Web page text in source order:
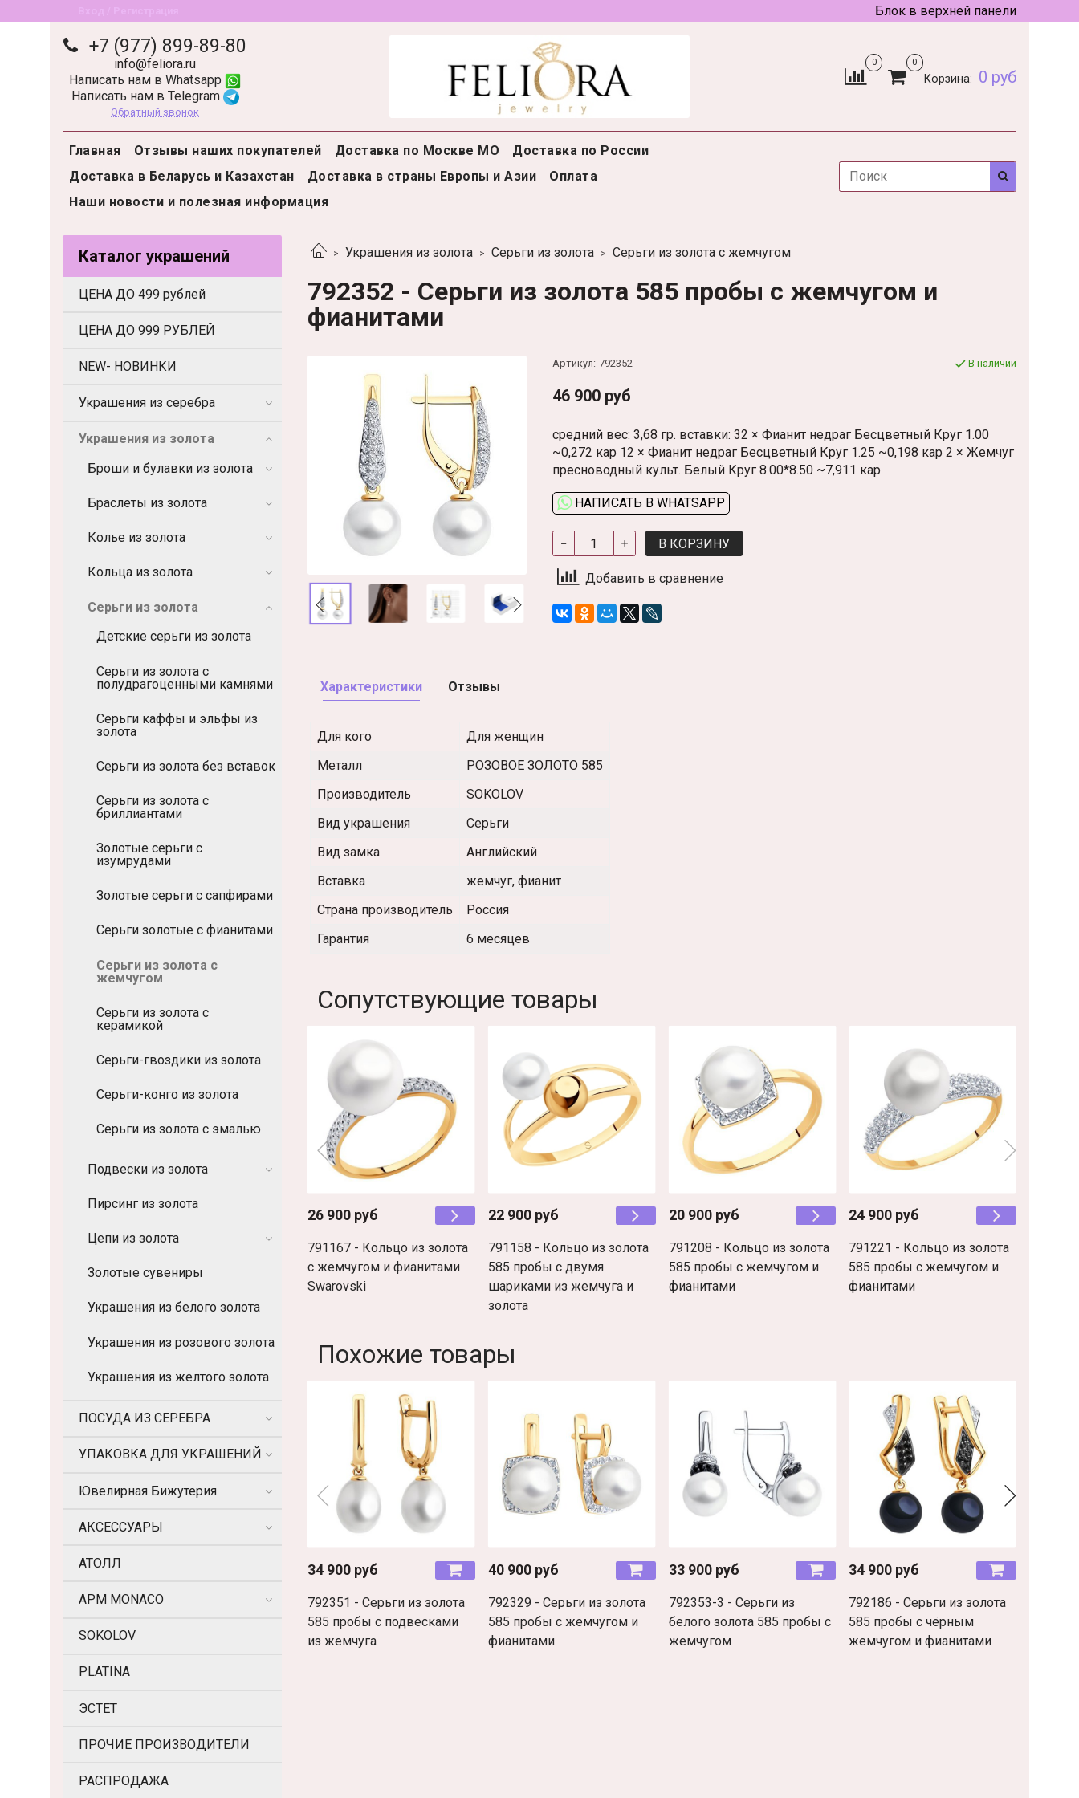
Блок в верхней панели
+7 (977) 899-89-80
info@feliora.ru
Написать нам в Whatsapp
Написать нам в Telegram
Обратный звонок
0 0
Корзина: 0 руб
Главная Отзывы наших покупателей Доставка по Москве МО
Доставка по России
Доставка в Беларусь и Казахстан
Доставка в страны Европы и Азии
Оплата
Наши новости и полезная информация
Украшения из золота Серьги из золота Серьги из золота с жемчугом
792352 - Серьги из золота 585 пробы с жемчугом и
фианитами
Артикул: 792352 В наличии
46 900 руб
средний вес: 3,68 гр. вставки: 32 × Фианит недраг Бесцветный Круг 1.00
~0,272 кар 12 × Фианит недраг Бесцветный Круг 1.25 ~0,198 кар 2 × Жемчуг
пресноводный культ. Белый Круг 8.00*8.50 ~7,911 кар
НАПИСАТЬ В WHATSAPP
В КОРЗИНУ
Добавить в сравнение
Характеристики
Для кого
Для женщин
Металл
РОЗОВОЕ ЗОЛОТО 585
Производитель
SOKOLOV
Вид украшения
Серьги
Вид замка
Английский
Вставка
жемчуг, фианит
Страна производитель
Россия
Гарантия
6 месяцев
Отзывы
Сопутствующие товары
26 900 руб
791167 - Кольцо из золота
с жемчугом и фианитами
Swarovski
22 900 руб
791158 - Кольцо из золота
585 пробы с двумя
шариками из жемчуга и
золота
20 900 руб
791208 - Кольцо из золота
585 пробы с жемчугом и
фианитами
24 900 руб
791221 - Кольцо из золота
585 пробы с жемчугом и
фианитами
Похожие товары
34 900 руб
792351 - Серьги из золота
585 пробы с подвесками
из жемчуга
40 900 руб
792329 - Серьги из золота
585 пробы с жемчугом и
фианитами
33 900 руб
792353-3 - Серьги из
белого золота 585 пробы с
жемчугом
34 900 руб
792186 - Серьги из золота
585 пробы с чёрным
жемчугом и фианитами
Каталог украшений
ЦЕНА ДО 499 рублей
ЦЕНА ДО 999 РУБЛЕЙ
NEW- НОВИНКИ
Украшения из серебра
Украшения из золота
Броши и булавки из золота
Браслеты из золота
Колье из золота
Кольца из золота
Серьги из золота
Детские серьги из золота
Серьги из золота с
полудрагоценными камнями
Серьги каффы и эльфы из
золота
Серьги из золота без вставок
Серьги из золота с
бриллиантами
Золотые серьги с
изумрудами
Золотые серьги с сапфирами
Серьги золотые с фианитами
Серьги из золота с
жемчугом
Серьги из золота с
керамикой
Серьги-гвоздики из золота
Серьги-конго из золота
Серьги из золота с эмалью
Подвески из золота
Пирсинг из золота
Цепи из золота
Золотые сувениры
Украшения из белого золота
Украшения из розового золота
Украшения из желтого золота
ПОСУДА ИЗ СЕРЕБРА
УПАКОВКА ДЛЯ УКРАШЕНИЙ
Ювелирная Бижутерия
АКСЕССУАРЫ
АТОЛЛ
APM MONACO
SOKOLOV
PLATINA
ЭСТЕТ
ПРОЧИЕ ПРОИЗВОДИТЕЛИ
РАСПРОДАЖА